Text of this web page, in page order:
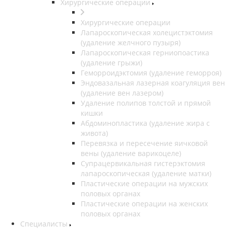
Хирургические операции
Хирургические операции
Лапароскопическая холецистэктомия
(удаление желчного пузыря)
Лапароскопическая герниопоастика
(удаление грыжи)
Геморроидэктомия (удаление геморроя)
Эндовазальная лазерная коагуляция вен
(удаление вен лазером)
Удаление полипов толстой и прямой
кишки
Абдоминопластика (удаление жира с
живота)
Перевязка и пересечение яичковой
вены (удаление варикоцеле)
Супрацервикальная гистерэктомия
лапароскопическая (удаление матки)
Пластические операции на мужских
половых органах
Пластические операции на женских
половых органах
Специалисты